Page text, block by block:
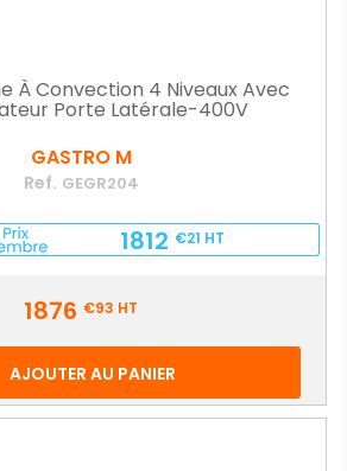
À Convection 4 Niveaux Avec
Porte Latérale-400V
GASTRO M
Ref. GEGR204
1812 €21 HT
1876 €93 HT
AJOUTER AU PANIER